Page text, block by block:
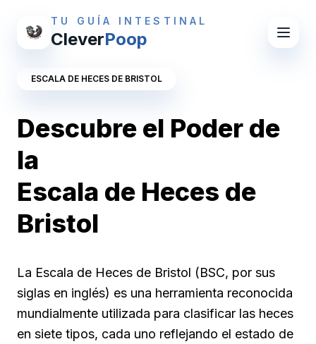
TU GUÍA INTESTINAL
CleverPoop
ESCALA DE HECES DE BRISTOL
Descubre el Poder de
la
Escala de Heces de
Bristol
La Escala de Heces de Bristol (BSC, por sus
siglas en inglés) es una herramienta reconocida
mundialmente utilizada para clasificar las heces
en siete tipos, cada uno reflejando el estado de